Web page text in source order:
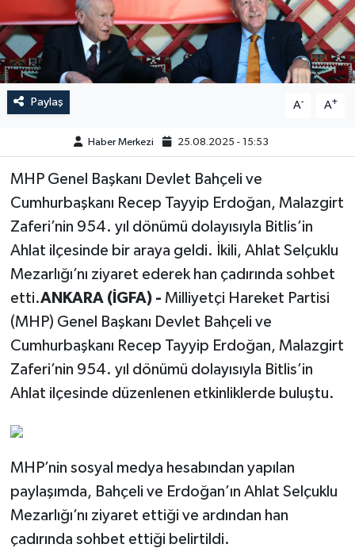
Paylaş A- A+
Haber Merkezi 25.08.2025 - 15:53
MHP Genel Başkanı Devlet Bahçeli ve
Cumhurbaşkanı Recep Tayyip Erdoğan, Malazgirt
Zaferi’nin 954. yıl dönümü dolayısıyla Bitlis’in
Ahlat ilçesinde bir araya geldi. İkili, Ahlat Selçuklu
Mezarlığı’nı ziyaret ederek han çadırında sohbet
etti.ANKARA (İGFA) - Milliyetçi Hareket Partisi
(MHP) Genel Başkanı Devlet Bahçeli ve
Cumhurbaşkanı Recep Tayyip Erdoğan, Malazgirt
Zaferi’nin 954. yıl dönümü dolayısıyla Bitlis’in
Ahlat ilçesinde düzenlenen etkinliklerde buluştu.
MHP’nin sosyal medya hesabından yapılan
paylaşımda, Bahçeli ve Erdoğan’ın Ahlat Selçuklu
Mezarlığı’nı ziyaret ettiği ve ardından han
çadırında sohbet ettiği belirtildi.
GÜNDEM
HABERDE İNSAN
KÜLTÜR-SANAT
MAGAZİN
ÖZEL HABER
POLİTİKA
SAĞLIK
SİYASET
SPOR
YAŞAM